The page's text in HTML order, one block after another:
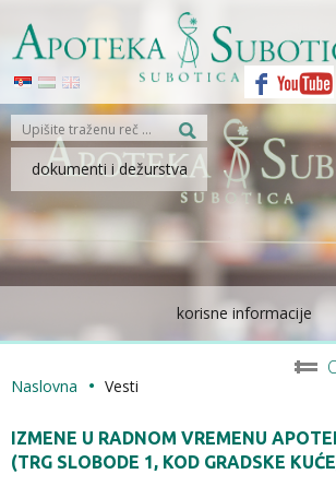
dokumenti i dežurstva
korisne informacije
Naslovna Vesti
IZMENE U RADNOM VREMENU
(TRG SLOBODE 1, KOD GRADSKE